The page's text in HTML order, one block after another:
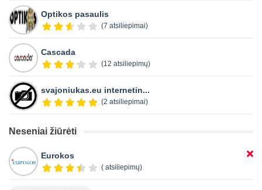
Optikos pasaulis
(7 atsiliepimai)
Cascada
(12 atsiliepimų)
svajoniukas.eu internetin...
(2 atsiliepimai)
Neseniai žiūrėti
Eurokos
( atsiliepimų)